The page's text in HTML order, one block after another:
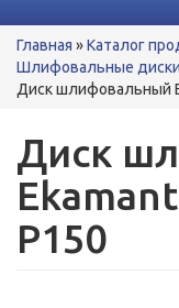
Вы
здесь
Главная »Каталог
Шлифовальные диски
Диск шлифовальный
Диск
P150